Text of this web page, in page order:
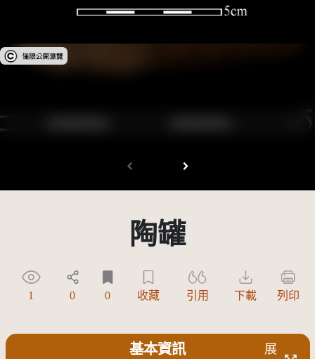
受著作權法保護-僅限於本平台有限度公開瀏覽
陶罐
1 0 0 收藏 引用 下載 列印
基本資訊
展